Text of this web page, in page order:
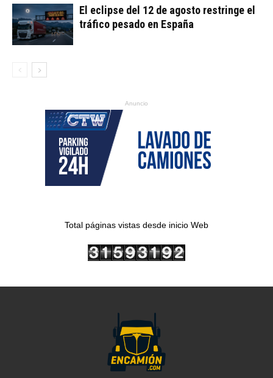
El eclipse del 12 de agosto restringe el
tráfico pesado en España
Anuncio
Total páginas vistas desde inicio Web